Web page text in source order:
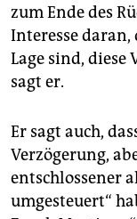
zum Ende des
Interesse
Lage sind, diese
sagt er.
Er sagt auch,
Verzögerung,
entschlossener
umgesteuert“